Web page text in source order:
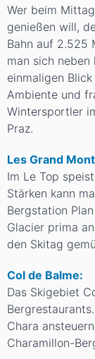
Wer beim
genießen will,
Bahn auf 2.525
man sich neben
einmaligen
Ambiente und
Wintersportler
Praz.
Les Grand
Im Le Top
Stärken kann
Bergstation
Glacier prima
den Skitag
Col de Balme:
Das Skigebiet
Chara
Charamillon-